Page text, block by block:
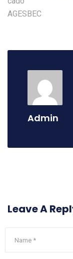
Admin
Leave A